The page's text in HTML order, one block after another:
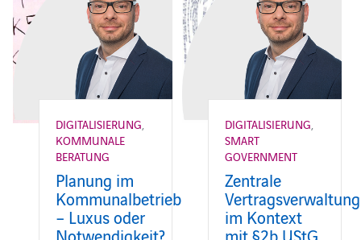
DIGITALISIERUNG,
KOMMUNALE
BERATUNG
Planung im
Kommunalbetrieb
– Luxus oder
DIGITALISIERUNG,
SMART
GOVERNMENT
Zentrale
Vertragsverwaltung
im Kontext